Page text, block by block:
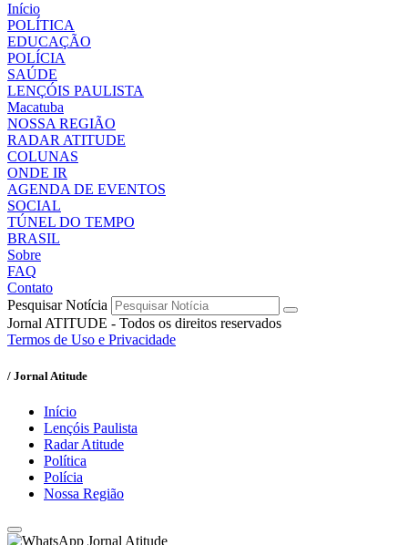
Início
POLÍTICA
EDUCAÇÃO
POLÍCIA
SAÚDE
LENÇÓIS PAULISTA
Macatuba
NOSSA REGIÃO
RADAR ATITUDE
COLUNAS
ONDE IR
AGENDA DE EVENTOS
SOCIAL
TÚNEL DO TEMPO
BRASIL
Sobre
FAQ
Contato
Pesquisar Notícia
Jornal ATITUDE - Todos os direitos reservados
Termos de Uso e Privacidade
/ Jornal Atitude
Início
Lençóis Paulista
Radar Atitude
Política
Polícia
Nossa Região
Jornal Atitude